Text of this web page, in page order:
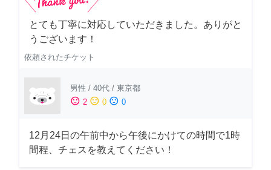
とても丁寧に対応していただきました。ありがと
うございます！
依頼されたチケット
男性 / 40代 / 東京都
sentiment_satisfied 2 sentiment_neutral 0 sentiment_dissatisfied 0
12月24日の午前中から午後にかけての時間で1時
間程、チェスを教えてください！